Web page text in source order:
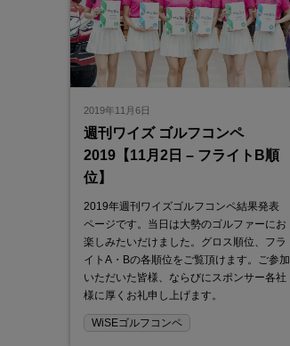
2019年11月6日
週刊ワイズ ゴルフコンペ
2019【11月2日 – フライトB順
位】
2019年週刊ワイズゴルフコンペ結果発表
ページです。当日は大勢のゴルファーにお
楽しみたいだけました。グロス順位、フラ
イトA・Bの各順位をご覧頂けます。ご参加
いただいた皆様、ならびにスポンサー各社
様に厚くお礼申し上げます。
WiSEゴルフコンペ